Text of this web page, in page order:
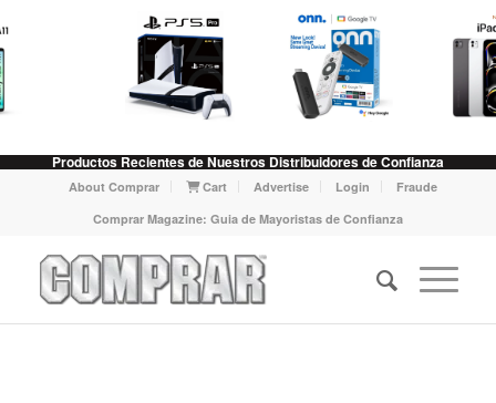
Productos Recientes de Nuestros Distribuidores de Confianza
About Comprar Cart Advertise Login
Fraude
Comprar Magazine: Guia de Mayoristas de Confianza